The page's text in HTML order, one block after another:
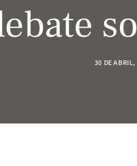
30 DE ABRIL,